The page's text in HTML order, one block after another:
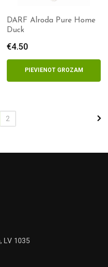
DARF Alroda Pure Home
Duck
€4.50
PIEVIENOT GROZAM
2
LV 1035